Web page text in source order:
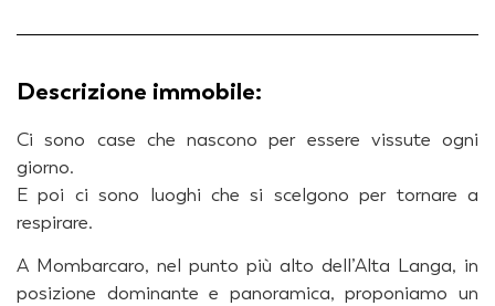
Descrizione immobile:
Ci sono case che nascono per essere vissute ogni
giorno.
E poi ci sono luoghi che si scelgono per tornare a
respirare.
A Mombarcaro, nel punto più alto dell’Alta Langa, in
posizione dominante e panoramica, proponiamo un